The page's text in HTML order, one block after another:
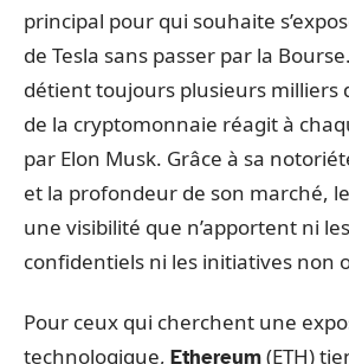
principal pour qui souhaite
de Tesla sans passer par la
détient toujours plusieurs milliers
de la cryptomonnaie réagit à
par Elon Musk. Grâce à sa
et la profondeur de son marché,
une visibilité que n’apportent ni
confidentiels ni les initiatives non
Pour ceux qui cherchent une
technologique, Ethereum(ETH)